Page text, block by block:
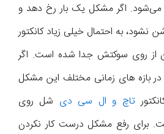
می‌شود. اگر مشکل یک بار رخ دهد و
نشود، به احتمال خیلی زیاد کانکتور
از روی سوکتش جدا شده است. اگر
بازه های زمانی مختلف این مشکل
تاچ و ال سی دی شل روی
رفع مشکل درست کار نکردن